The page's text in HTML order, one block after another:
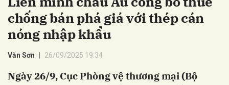
chống bán phá giá với thép cán
nóng nhập khẩu
Văn Sơn 26/09/2025 19:34
Ngày 26/9, Cục Phòng vệ thương mại (Bộ